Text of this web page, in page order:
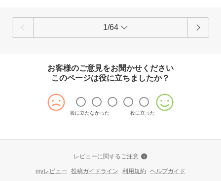
1/64
お客様のご意見をお聞かせください
このページは役に立ちましたか？
役に立たなかった 役に立った
レビューに関するご注意
myレビュー 投稿ガイドライン 利用規約 ヘルプガイド